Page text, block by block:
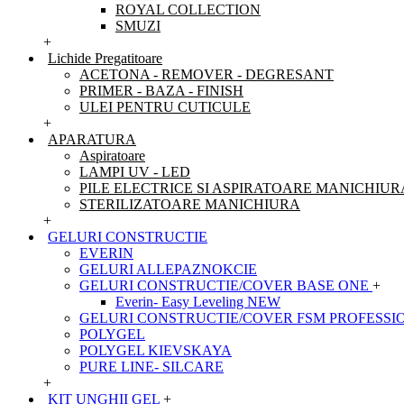
ROYAL COLLECTION
SMUZI
+
Lichide Pregatitoare
ACETONA - REMOVER - DEGRESANT
PRIMER - BAZA - FINISH
ULEI PENTRU CUTICULE
+
APARATURA
Aspiratoare
LAMPI UV - LED
PILE ELECTRICE SI ASPIRATOARE
STERILIZATOARE MANICHIURA
+
GELURI CONSTRUCTIE
EVERIN
GELURI ALLEPAZNOKCIE
GELURI CONSTRUCTIE/COVER BASE ONE +
Everin- Easy Leveling NEW
GELURI CONSTRUCTIE/COVER FSM
POLYGEL
POLYGEL KIEVSKAYA
PURE LINE- SILCARE
+
KIT UNGHII GEL +